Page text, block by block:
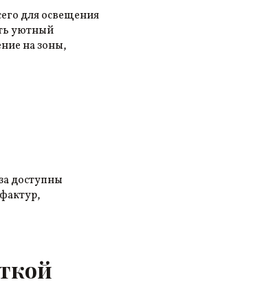
для освещения
уютный
на зоны,
доступны